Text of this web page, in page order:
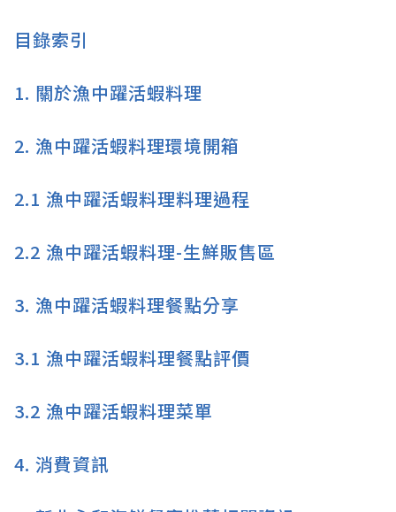
目錄索引
1. 關於漁中躍活蝦料理
2. 漁中躍活蝦料理環境開箱
2.1 漁中躍活蝦料理料理過程
2.2 漁中躍活蝦料理-生鮮販售區
3. 漁中躍活蝦料理餐點分享
3.1 漁中躍活蝦料理餐點評價
3.2 漁中躍活蝦料理菜單
4. 消費資訊